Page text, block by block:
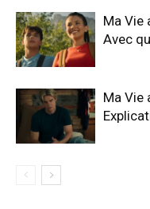
Ma Vie
Avec
Ma Vie